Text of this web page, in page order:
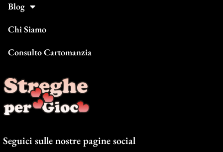
Blog
Chi Siamo
Consulto Cartomanzia
Seguici sulle nostre pagine social